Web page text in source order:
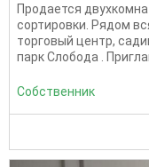
Продается
сортировки. Рядом
торговый центр,
парк Слобода .
Собственник